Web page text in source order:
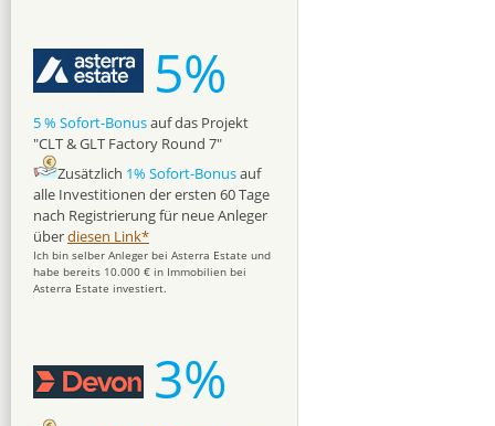
5%
5 % Sofort-Bonusauf das Projekt
"CLT & GLT Factory Round 7"
Zusätzlich 1% Sofort-Bonusauf
alle Investitionen der ersten 60 Tage
nach Registrierung für neue Anleger
überdiesen Link*
Ich bin selber Anleger bei Asterra Estate und
habe bereits 10.000 € in Immobilien bei
Asterra Estate investiert.
3%